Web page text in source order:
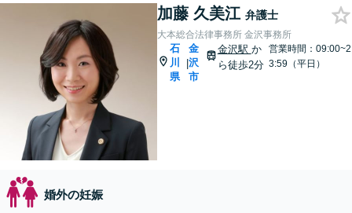
加藤 久美江 弁護士
大本総合法律事務所 金沢事務所
石
川
県
|
金
沢
市
金沢駅 か
ら徒歩2分
営業時間：09:00~2
3:59（平日）
婚外の妊娠